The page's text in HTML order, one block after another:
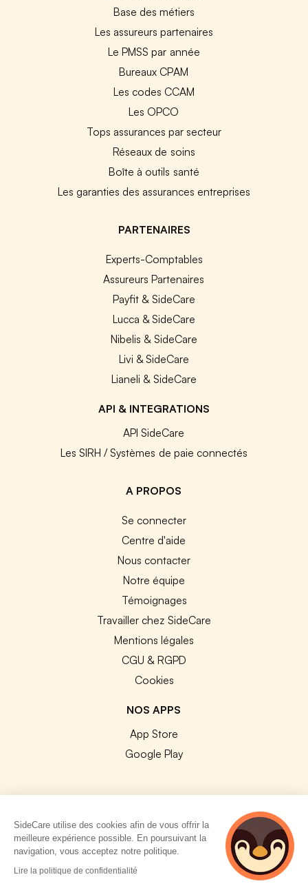
Base des métiers
Les assureurs partenaires
Le PMSS par année
Bureaux CPAM
Les codes CCAM
Les OPCO
Tops assurances par secteur
Réseaux de soins
Boîte à outils santé
Les garanties des assurances entreprises
PARTENAIRES
Experts-Comptables
Assureurs Partenaires
Payfit & SideCare
Lucca & SideCare
Nibelis & SideCare
Livi & SideCare
Lianeli & SideCare
API & INTEGRATIONS
API SideCare
Les SIRH / Systèmes de paie connectés
A PROPOS
Se connecter
Centre d'aide
Nous contacter
Notre équipe
Témoignages
Travailler chez SideCare
Mentions légales
CGU & RGPD
Cookies
NOS APPS
App Store
Google Play
© 2026 SideCare. Tous droits réservés.
SideCare utilise des cookies afin de vous offrir la
meilleure expérience possible. En poursuivant la
navigation, vous acceptez notre politique.
Lire la politique de confidentialité